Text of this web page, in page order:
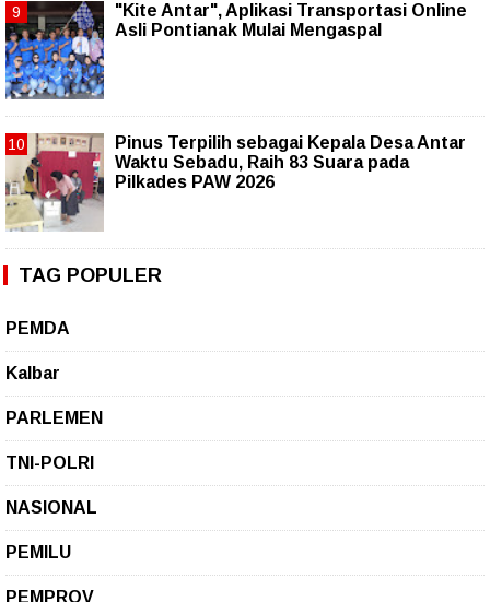
"Kite Antar", Aplikasi Transportasi Online
Asli Pontianak Mulai Mengaspal
Pinus Terpilih sebagai Kepala Desa Antar
Waktu Sebadu, Raih 83 Suara pada
Pilkades PAW 2026
TAG POPULER
PEMDA
Kalbar
PARLEMEN
TNI-POLRI
NASIONAL
PEMILU
PEMPROV